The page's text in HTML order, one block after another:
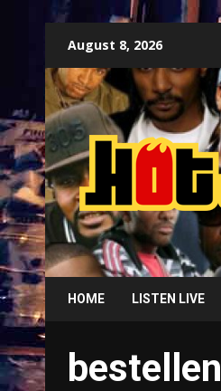
content
August 8, 2026
HOME LISTEN LIVE
bestellen